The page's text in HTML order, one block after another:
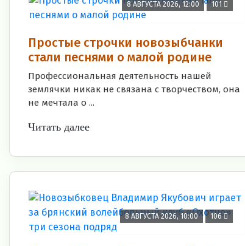
8 АВГУСТА 2026, 12:00 101
Простые строчки новозыбчанки
стали песнями о малой родине
Профессиональная деятельность нашей
землячки никак не связана с творчеством, она
не мечтала о ...
Читать далее
8 АВГУСТА 2026, 10:00 106